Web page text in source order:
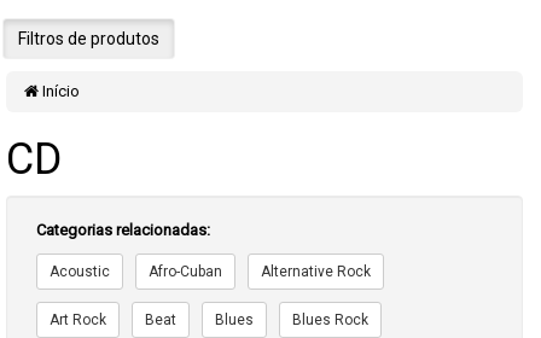
Filtros de produtos
Início
CD
Categorias relacionadas:
Acoustic Afro-Cuban Alternative Rock
Art Rock Beat Blues Blues Rock